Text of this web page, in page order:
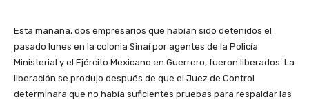
Esta mañana, dos empresarios que habían sido detenidos el
pasado lunes en la colonia Sinaí por agentes de la Policía
Ministerial y el Ejército Mexicano en Guerrero, fueron liberados. La
liberación se produjo después de que el Juez de Control
determinara que no había suficientes pruebas para respaldar las